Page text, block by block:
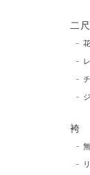
二
袴